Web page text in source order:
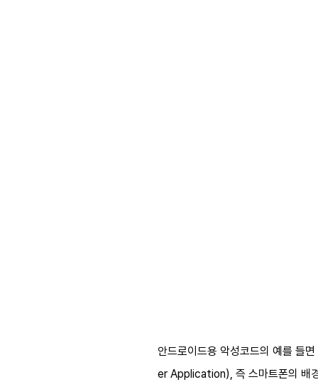
안드로이드용 악성코드의 예를 들
er Application), 즉 스마트폰의 배